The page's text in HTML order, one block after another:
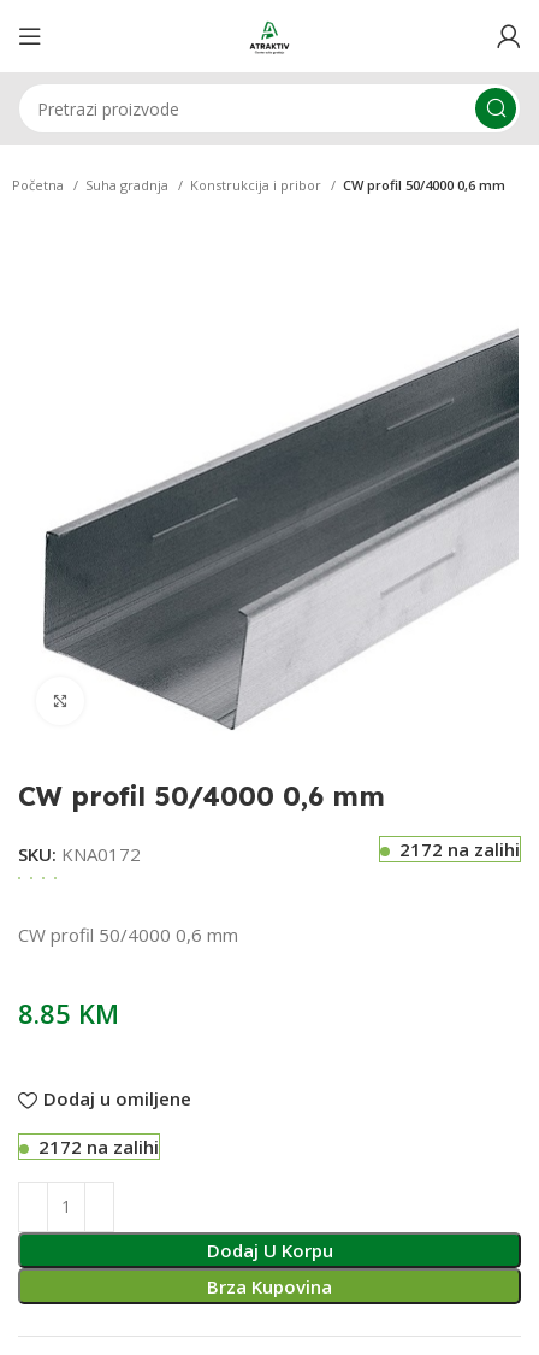
Početna Suha gradnja Konstrukcija i pribor CW profil 50/4000 0,6 mm
Klikni za uvećavanje
CW profil 50/4000 0,6 mm
SKU: KNA0172 2172 na zalihi
CW profil 50/4000 0,6 mm
8.85 KM
Dodaj u omiljene
2172 na zalihi
Dodaj U Korpu
Brza Kupovina